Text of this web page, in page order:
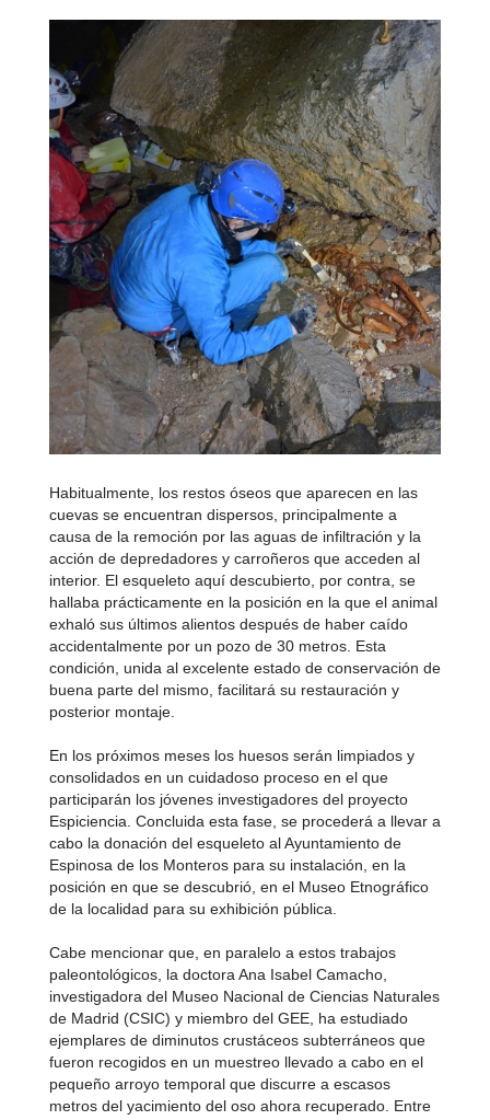
Habitualmente, los restos óseos que aparecen en las
cuevas se encuentran dispersos, principalmente a
causa de la remoción por las aguas de infiltración y la
acción de depredadores y carroñeros que acceden al
interior. El esqueleto aquí descubierto, por contra, se
hallaba prácticamente en la posición en la que el animal
exhaló sus últimos alientos después de haber caído
accidentalmente por un pozo de 30 metros. Esta
condición, unida al excelente estado de conservación de
buena parte del mismo, facilitará su restauración y
posterior montaje.
En los próximos meses los huesos serán limpiados y
consolidados en un cuidadoso proceso en el que
participarán los jóvenes investigadores del proyecto
Espiciencia. Concluida esta fase, se procederá a llevar a
cabo la donación del esqueleto al Ayuntamiento de
Espinosa de los Monteros para su instalación, en la
posición en que se descubrió, en el Museo Etnográfico
de la localidad para su exhibición pública.
Cabe mencionar que, en paralelo a estos trabajos
paleontológicos, la doctora Ana Isabel Camacho,
investigadora del Museo Nacional de Ciencias Naturales
de Madrid (CSIC) y miembro del GEE, ha estudiado
ejemplares de diminutos crustáceos subterráneos que
fueron recogidos en un muestreo llevado a cabo en el
pequeño arroyo temporal que discurre a escasos
metros del yacimiento del oso ahora recuperado. Entre